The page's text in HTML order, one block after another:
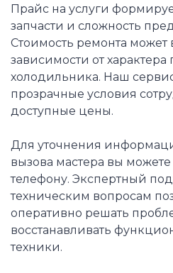
Прайс на услуги
запчасти и сложность
Стоимость ремонта может
зависимости от
холодильника. Наш
прозрачные условия
доступные цены.
Для уточнения
вызова мастера вы можете
телефону. Экспертный
техническим вопросам
оперативно решать
восстанавливать
техники.